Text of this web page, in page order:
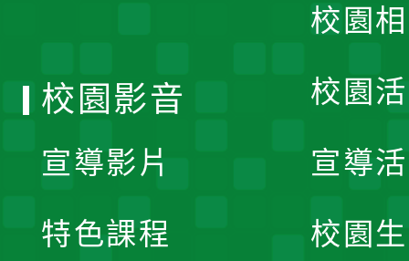
校園
校園
宣導
校園
校園影音
宣導影片
特色課程